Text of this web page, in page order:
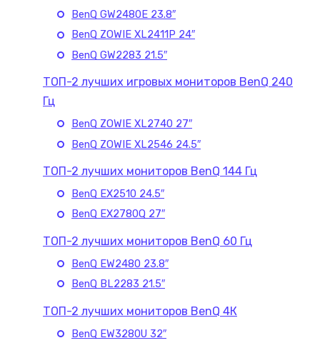
BenQ GW2480E 23.8″
BenQ ZOWIE XL2411P 24″
BenQ GW2283 21.5″
ТОП-2 лучших игровых мониторов BenQ 240
Гц
BenQ ZOWIE XL2740 27″
BenQ ZOWIE XL2546 24.5″
ТОП-2 лучших мониторов BenQ 144 Гц
BenQ EX2510 24.5″
BenQ EX2780Q 27″
ТОП-2 лучших мониторов BenQ 60 Гц
BenQ EW2480 23.8″
BenQ BL2283 21.5″
ТОП-2 лучших мониторов BenQ 4К
BenQ EW3280U 32″